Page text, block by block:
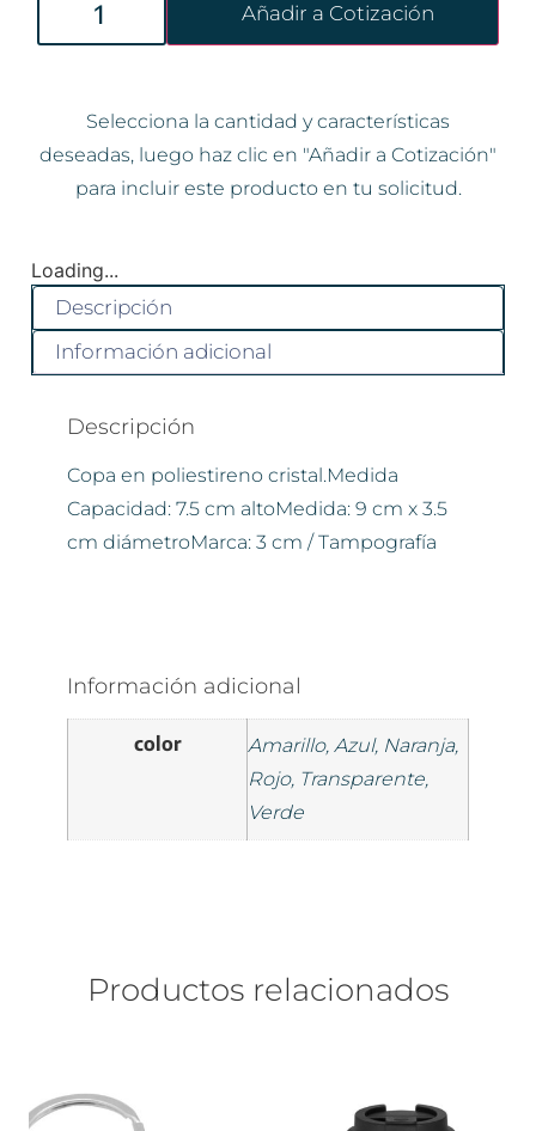
Añadir a Cotización
Selecciona la cantidad y características
deseadas, luego haz clic en "Añadir a Cotización"
para incluir este producto en tu solicitud.
Loading...
Descripción
Información adicional
Descripción
Copa en poliestireno cristal.Medida
Capacidad: 7.5 cm altoMedida: 9 cm x 3.5
cm diámetroMarca: 3 cm / Tampografía
Información adicional
color
Amarillo, Azul, Naranja,
Rojo, Transparente,
Verde
Productos relacionados